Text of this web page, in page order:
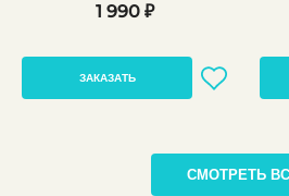
1 990 ₽
ЗАКАЗАТЬ
СМОТРЕТЬ